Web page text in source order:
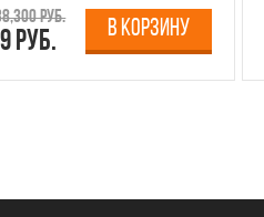
руб.
руб. В КОРЗИНУ